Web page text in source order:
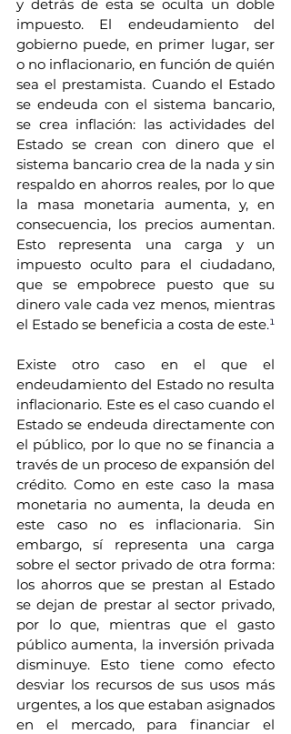
y detrás de esta se oculta un doble
impuesto. El endeudamiento del
gobierno puede, en primer lugar, ser
o no inflacionario, en función de quién
sea el prestamista. Cuando el Estado
se endeuda con el sistema bancario,
se crea inflación: las actividades del
Estado se crean con dinero que el
sistema bancario crea de la nada y sin
respaldo en ahorros reales, por lo que
la masa monetaria aumenta, y, en
consecuencia, los precios aumentan.
Esto representa una carga y un
impuesto oculto para el ciudadano,
que se empobrece puesto que su
dinero vale cada vez menos, mientras
el Estado se beneficia a costa de este.¹
Existe otro caso en el que el
endeudamiento del Estado no resulta
inflacionario. Este es el caso cuando el
Estado se endeuda directamente con
el público, por lo que no se financia a
través de un proceso de expansión del
crédito. Como en este caso la masa
monetaria no aumenta, la deuda en
este caso no es inflacionaria. Sin
embargo, sí representa una carga
sobre el sector privado de otra forma:
los ahorros que se prestan al Estado
se dejan de prestar al sector privado,
por lo que, mientras que el gasto
público aumenta, la inversión privada
disminuye. Esto tiene como efecto
desviar los recursos de sus usos más
urgentes, a los que estaban asignados
en el mercado, para financiar el